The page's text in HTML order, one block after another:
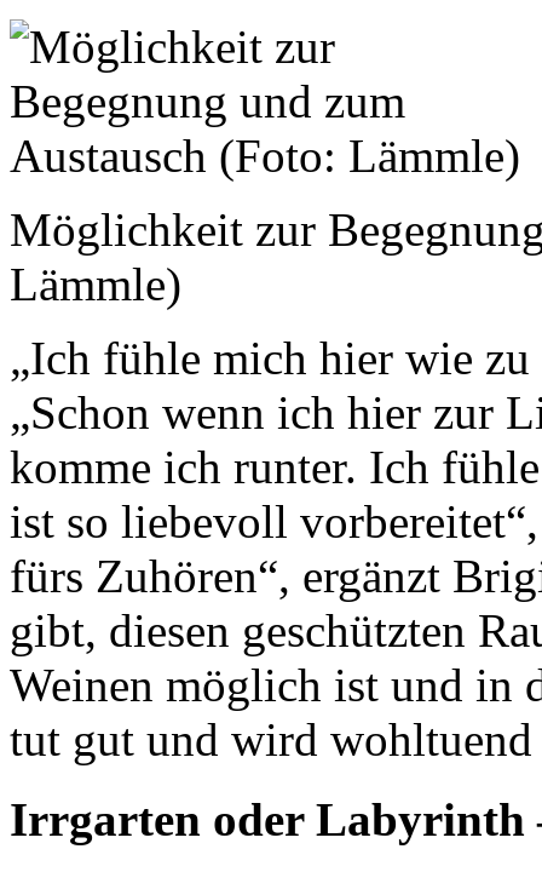
Möglichkeit zur
Lämmle)
„Ich fühle mich hier wie zu
„Schon wenn ich hier zur
komme ich runter. Ich
ist so liebevoll
fürs Zuhören“, ergänzt
gibt, diesen geschützten
Weinen möglich ist und in
tut gut und wird wohltuend
Irrgarten oder Labyrinth